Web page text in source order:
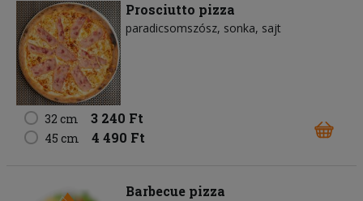
Prosciutto pizza
paradicsomszósz sonka sajt
32 cm 3 240 Ft
45 cm 4 490 Ft
Barbecue pizza